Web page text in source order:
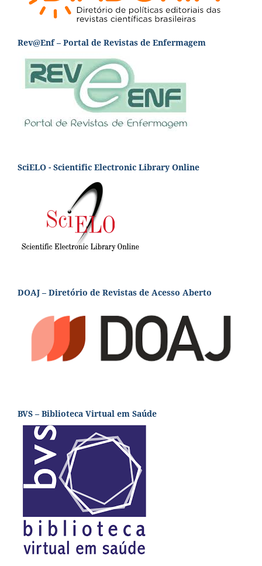
Rev@Enf – Portal de Revistas de Enfermagem
SciELO - Scientific Electronic Library Online
DOAJ – Diretório de Revistas de Acesso Aberto
BVS – Biblioteca Virtual em Saúde